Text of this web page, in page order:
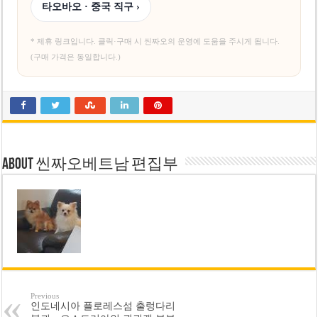
타오바오 · 중국 직구 ›
* 제휴 링크입니다. 클릭·구매 시 씬짜오의 운영에 도움을 주시게 됩니다.
(구매 가격은 동일합니다.)
About 씬짜오베트남 편집부
Previous
인도네시아 플로레스섬 출렁다리